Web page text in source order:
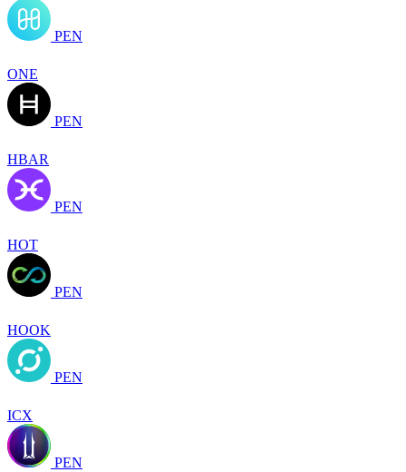
PEN
ONE
PEN
HBAR
PEN
HOT
PEN
HOOK
PEN
ICX
PEN